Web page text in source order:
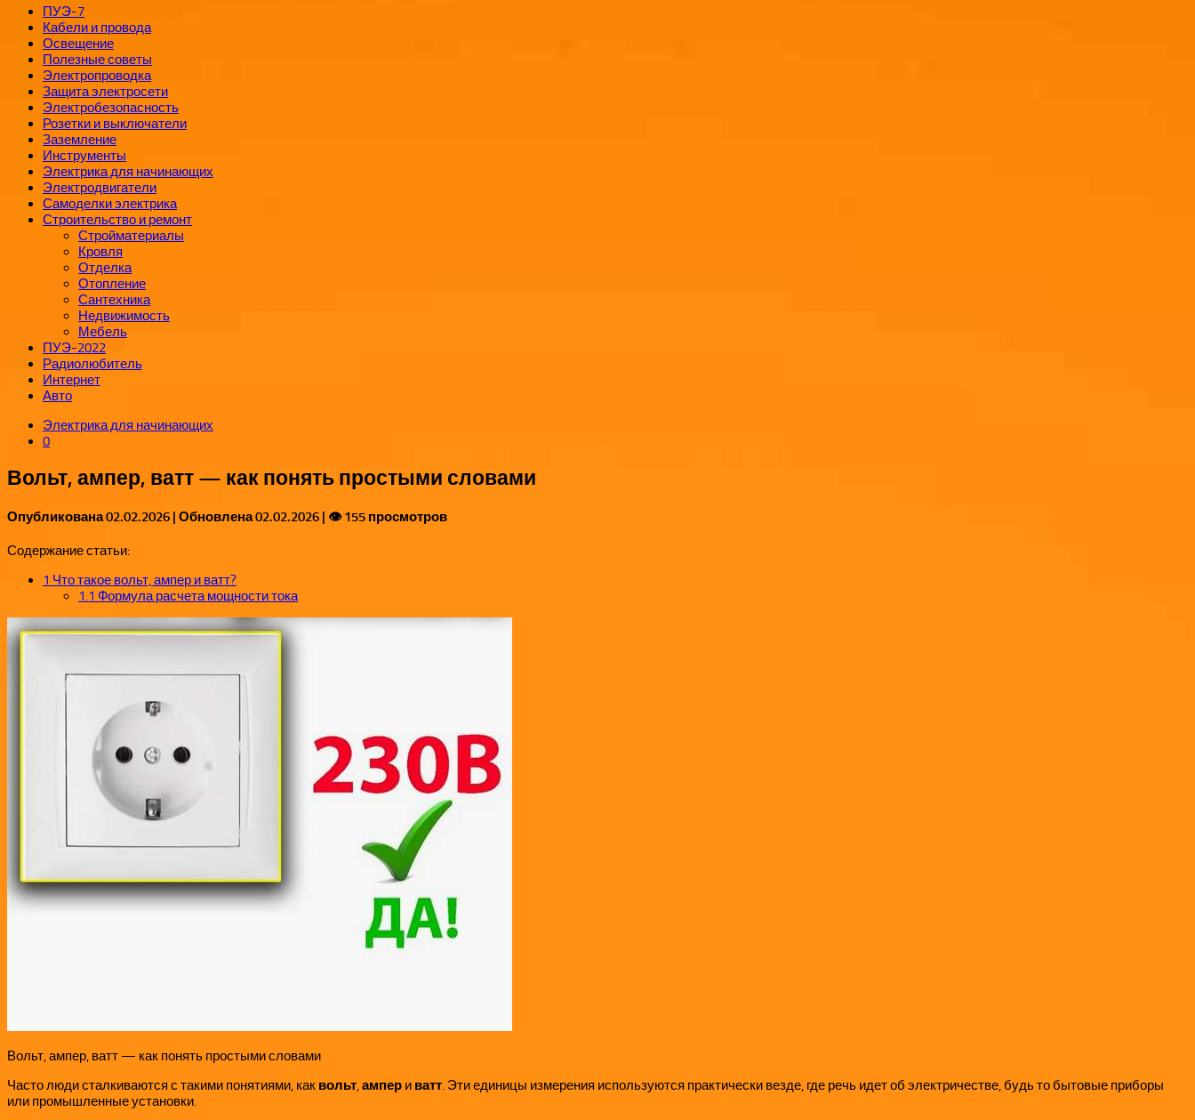
ПУЭ-7
Кабели и провода
Освещение
Полезные советы
Электропроводка
Защита электросети
Электробезопасность
Розетки и выключатели
Заземление
Инструменты
Электрика для начинающих
Электродвигатели
Самоделки электрика
Строительство и ремонт
Стройматериалы
Кровля
Отделка
Отопление
Сантехника
Недвижимость
Мебель
ПУЭ-2022
Радиолюбитель
Интернет
Авто
Электрика для начинающих
0
Вольт, ампер, ватт — как понять простыми словами
Опубликована02.02.2026 | Обновлена02.02.2026 | 👁 155 просмотров
Содержание статьи:
1 Что такое вольт, ампер и ватт?
1.1 Формула расчета мощности тока
Вольт, ампер, ватт — как понять простыми словами
Часто люди сталкиваются с такими понятиями, как вольт,ампер и ватт. Эти единицы измерения используются практически везде, где речь идет об электричестве, будь то бытовые приборы
или промышленные установки.